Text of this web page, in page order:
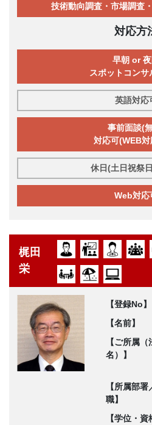
技術動向調査・市場調査
対応方
早朝 or 夜
スポットコンサ
英語対応
事前面談(
対応可(WEB対
休日(土日祝祭
Web対応
梶田
栄
【登録No】
【名前】
【ご所属（
名）】
【所属部署
職】
【学位・資